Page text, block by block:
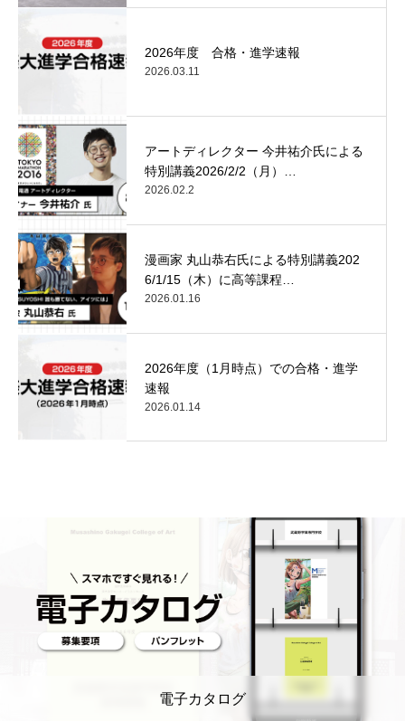
2026年度 合格・進学速報
2026.03.11
アートディレクター 今井祐介氏による
特別講義2026/2/2（月）…
2026.02.2
漫画家 丸山恭右氏による特別講義202
6/1/15（木）に高等課程…
2026.01.16
2026年度（1月時点）での合格・進学
速報
2026.01.14
電子カタログ